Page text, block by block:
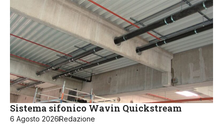
Sistema sifonico Wavin Quickstream
6 Agosto 2026Redazione